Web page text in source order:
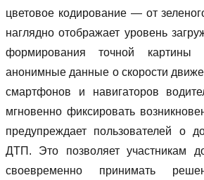
цветовое кодирование — от
наглядно отображает уровень
формирования точной картины
анонимные данные о скорости
смартфонов и навигаторов
мгновенно фиксировать
предупреждает пользователей о
ДТП. Это позволяет участникам
своевременно принимать